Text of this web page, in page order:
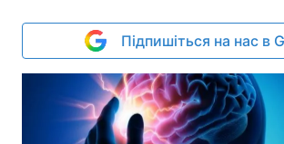
Підпишіться на нас в